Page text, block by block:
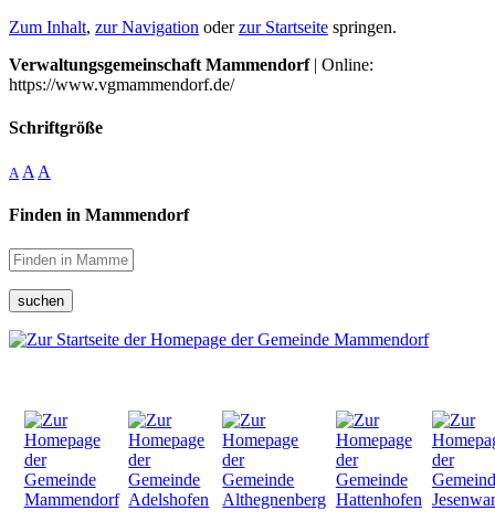
Zum Inhalt, zur Navigation oderzur Startseite springen.
Verwaltungsgemeinschaft Mammendorf| Online:
https://www.vgmammendorf.de/
Schriftgröße
A A A
Finden in Mammendorf
suchen